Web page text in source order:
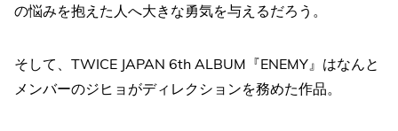
の悩みを抱えた人へ大きな勇気を与えるだろう。
そして、TWICE JAPAN 6th ALBUM『ENEMY』はなんと
メンバーのジヒョがディレクションを務めた作品。